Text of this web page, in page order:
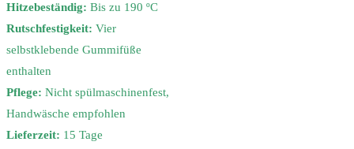
Hitzebeständig: Bis zu 190 ºC
Rutschfestigkeit: Vier
selbstklebende Gummifüße
enthalten
Pflege: Nicht spülmaschinenfest,
Handwäsche empfohlen
Lieferzeit: 15 Tage